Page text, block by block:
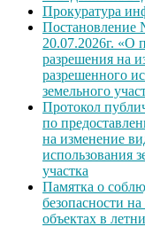
Прокуратура
Постановление
20.07.2026г. «О
разрешения на
разрешенного
земельного
Протокол
по
на изменение
использования
участка
Памятка о
безопасности
объектах в